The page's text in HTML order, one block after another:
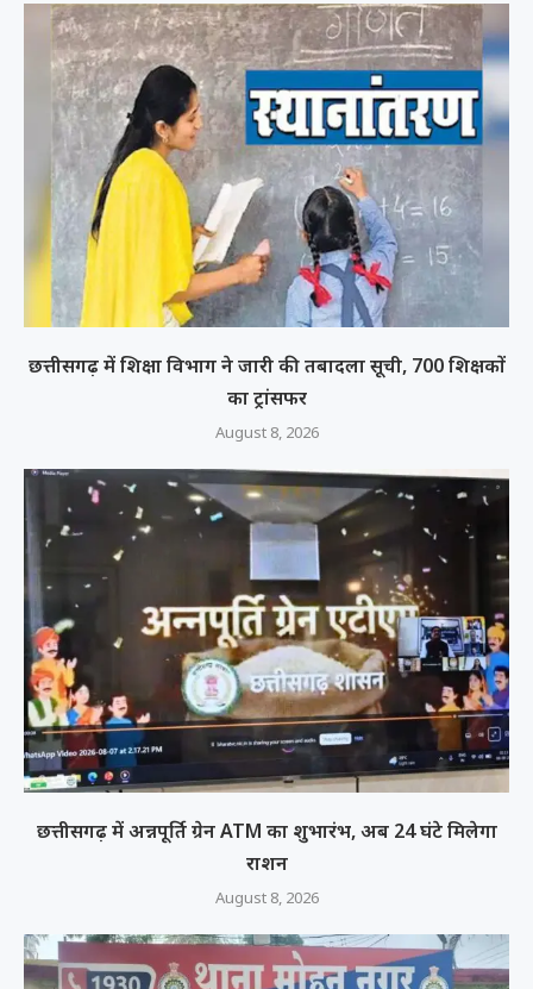
छत्तीसगढ़ में शिक्षा विभाग ने जारी की तबादला सूची, 700 शिक्षकों
का ट्रांसफर
August 8, 2026
छत्तीसगढ़ में अन्नपूर्ति ग्रेन ATM का शुभारंभ, अब 24 घंटे मिलेगा
राशन
August 8, 2026